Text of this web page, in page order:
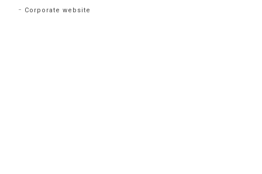
Corporate website